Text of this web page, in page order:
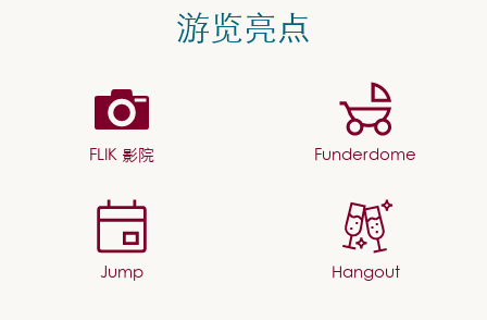
游览亮点
FLIK 影院 Funderdome
Jump Hangout